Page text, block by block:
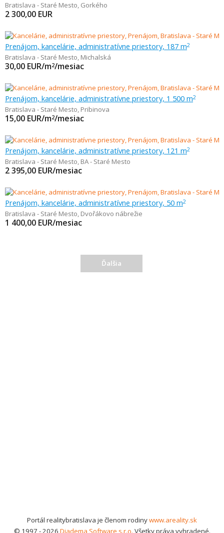
Bratislava - Staré Mesto, Gorkého
2 300,00 EUR
Prenájom, kancelárie, administratívne priestory, 187 m2
Bratislava - Staré Mesto, Michalská
30,00 EUR/m2/mesiac
Prenájom, kancelárie, administratívne priestory, 1 500 m2
Bratislava - Staré Mesto, Pribinova
15,00 EUR/m2/mesiac
Prenájom, kancelárie, administratívne priestory, 121 m2
Bratislava - Staré Mesto, BA - Staré Mesto
2 395,00 EUR/mesiac
Prenájom, kancelárie, administratívne priestory, 50 m2
Bratislava - Staré Mesto, Dvořákovo nábrežie
1 400,00 EUR/mesiac
Ďalšia
Portál realitybratislava je členom rodinywww.areality.sk
© 1997 - 2026 Diadema Software s.r.o. Všetky práva vyhradené.